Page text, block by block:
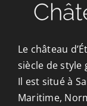
Le château
siècle de style
Il est situé à
Maritime,